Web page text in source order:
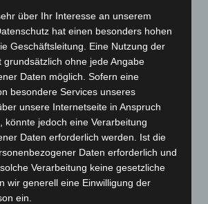
bei McDonald’s-Umbau in
beschädigt
Autofahrer mit 3,17
aus dem Verkehr gezogen
Langenhagen 2026:
Feuerwehr und Rettung
erleben
über Ihr Interesse an unserem
hat einen besonders hohen
Geschäftsleitung. Eine Nutzung der
grundsätzlich ohne jede Angabe
Daten möglich. Sofern eine
besondere Services unseres
unsere Internetseite in Anspruch
könnte jedoch eine Verarbeitung
Daten erforderlich werden. Ist die
Daten erforderlich und
Verarbeitung keine gesetzliche
wir generell eine Einwilligung der
ein.